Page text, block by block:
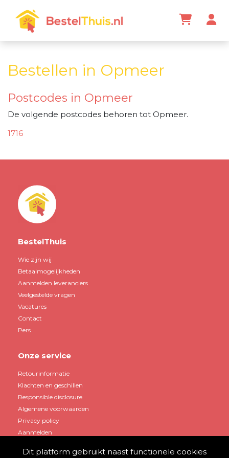
Bestellen in Opmeer
Postcodes in Opmeer
De volgende postcodes behoren tot Opmeer.
1716
BestelThuis
Wie zijn wij
Betaalmogelijkheden
Aanmelden leveranciers
Veelgestelde vragen
Vacatures
Contact
Pers
Onze service
Retourinformatie
Klachten en geschillen
Responsible disclosure
Algemene voorwaarden
Privacy policy
Aanmelden
Dit platform gebruikt naast functionele cookies